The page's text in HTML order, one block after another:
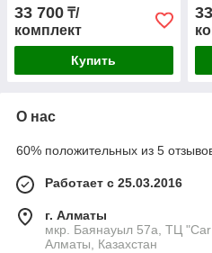
33 700 ₸/
комплект
Купить
О нас
60% положительных из 5
Работает с 25.03.2016
г. Алматы
мкр. Баянауыл 57а, ТЦ "Car
Алматы, Казахстан